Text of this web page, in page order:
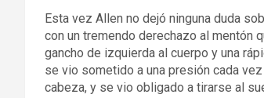
Esta vez Allen no dejó ninguna duda
con un tremendo derechazo al mentón
gancho de izquierda al cuerpo y una
se vio sometido a una presión cada
cabeza, y se vio obligado a tirarse al